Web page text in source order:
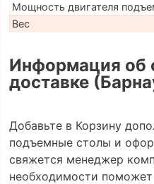
Мощность двигателя
Вес
Информация об
доставке
Добавьте в Корзину
подъемные столы и
свяжется менеджер
необходимости